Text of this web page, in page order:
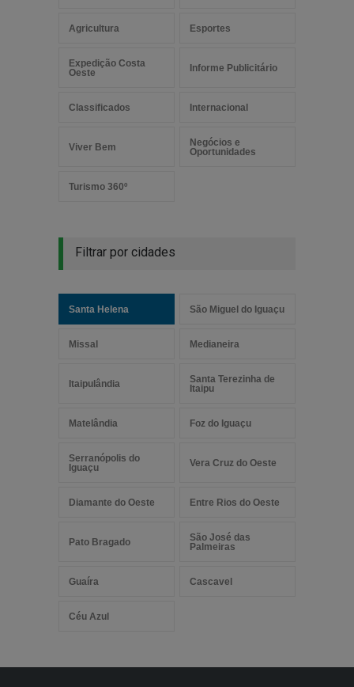
Agricultura Esportes
Expedição Costa
Oeste
Informe Publicitário
Classificados Internacional
Viver Bem
Negócios e
Oportunidades
Turismo 360º
Filtrar por cidades
Santa Helena São Miguel do Iguaçu
Missal Medianeira
Itaipulândia
Santa Terezinha de
Itaipu
Matelândia Foz do Iguaçu
Serranópolis do
Iguaçu
Vera Cruz do Oeste
Diamante do Oeste Entre Rios do Oeste
Pato Bragado
São José das
Palmeiras
Guaíra Cascavel
Céu Azul